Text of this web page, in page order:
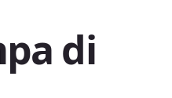
di